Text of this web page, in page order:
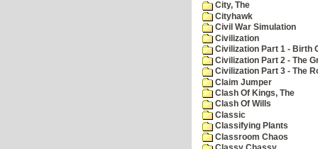
City, The
Cityhawk
Civil War Simulation
Civilization
Civilization Part 1 - Birth
Civilization Part 2 - The
Civilization Part 3 - The
Claim Jumper
Clash Of Kings, The
Clash Of Wills
Classic
Classifying Plants
Classroom Chaos